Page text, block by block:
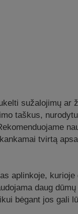
sužalojimų ar
taškus,
tvirtą
aplinkoje,
daug
bėgant jos gali